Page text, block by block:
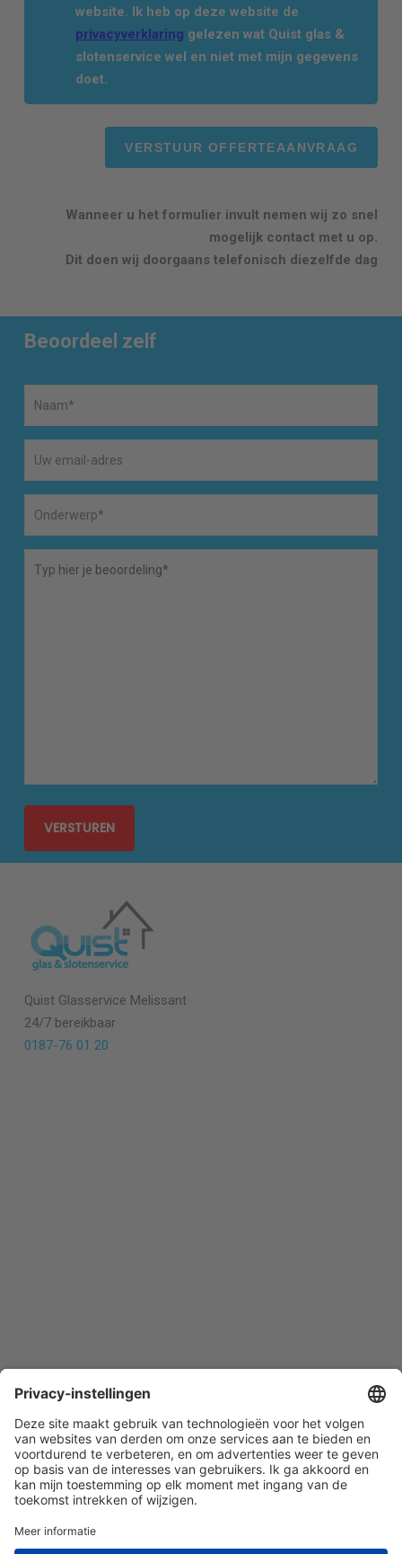
website. Ik heb op deze website de
privacyverklaring gelezen wat Quist glas &
slotenservice wel en niet met mijn gegevens
doet.
Wanneer u het formulier invult nemen wij zo snel
mogelijk contact met u op.
Dit doen wij doorgaans telefonisch diezelfde dag
Beoordeel zelf
Quist Glasservice Melissant
24/7 bereikbaar
0187-76 01 20